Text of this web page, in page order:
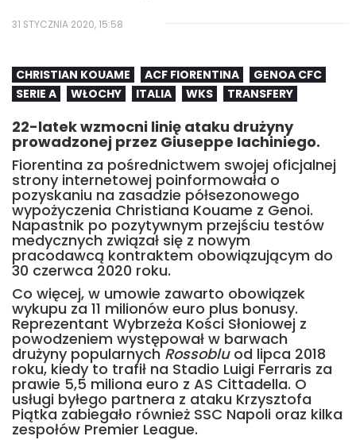
31 STYCZNIA 2020, 15:58
CHRISTIAN KOUAME ACF FIORENTINA
GENOA CFC
SERIE A
WŁOCHY ITALIA WKS TRANSFERY
22-latek wzmocni linię ataku drużyny
prowadzonej przez Giuseppe Iachiniego.
Fiorentina za pośrednictwem swojej oficjalnej
strony internetowej poinformowała o
pozyskaniu na zasadzie półsezonowego
wypożyczenia Christiana Kouame z Genoi.
Napastnik po pozytywnym przejściu testów
medycznych związał się z nowym
pracodawcą kontraktem obowiązującym do
30 czerwca 2020 roku.
Co więcej, w umowie zawarto obowiązek
wykupu za 11 milionów euro plus bonusy.
Reprezentant Wybrzeża Kości Słoniowej z
powodzeniem występował w barwach
drużyny popularnychRossobluod lipca 2018
roku, kiedy to trafił na Stadio Luigi Ferraris za
prawie 5,5 miliona euro z AS Cittadella. O
usługi byłego partnera z ataku Krzysztofa
Piątka zabiegało również SSC Napoli oraz kilka
zespołów Premier League.